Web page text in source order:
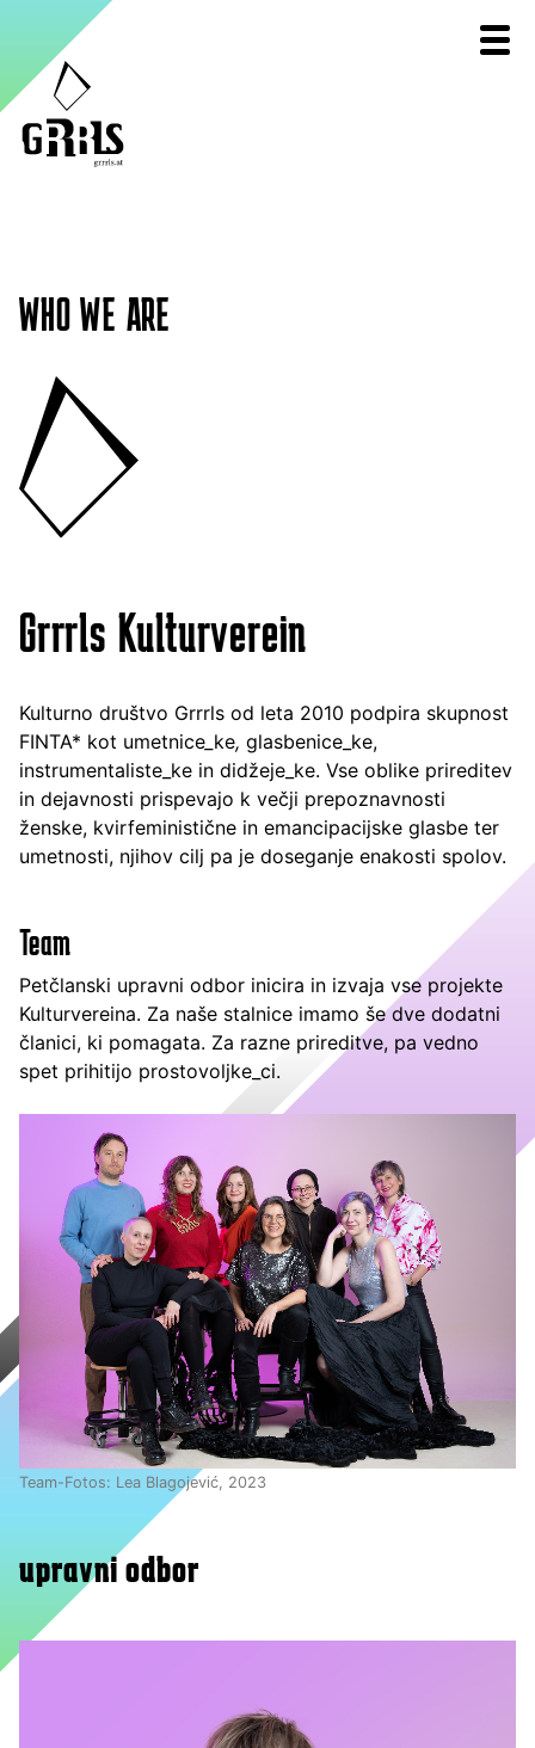
WHO WE ARE
Grrrls Kulturverein
Kulturno društvo Grrrls od leta 2010 podpira skupnost
FINTA* kot umetnice ke, glasbenice_ke,
instrumentaliste_ke in didžeje_ke. Vse oblike prireditev
in dejavnosti prispevajo k večji prepoznavnosti
ženske, kvirfeministične in emancipacijske glasbe ter
umetnosti, njihov cilj pa je doseganje enakosti spolov.
Team
Petčlanski upravni odbor inicira in izvaja vse projekte
Kulturvereina. Za naše stalnice imamo še dve dodatni
članici, ki pomagata. Za razne prireditve, pa vedno
spet prihitijo prostovoljke_ci.
Team-Fotos: Lea Blagojević, 2023
upravni odbor